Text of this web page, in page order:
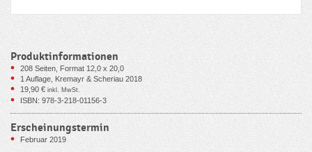
Produktinformationen
208Seiten, Format 12,0 x 20,0
1 Auflage, Kremayr & Scheriau 2018
19,90€ inkl. MwSt.
ISBN: 978-3-218-01156-3
Erscheinungstermin
Februar 2019